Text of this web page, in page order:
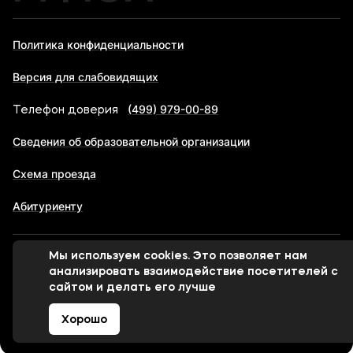
Политика конфиденциальности
Версия для слабовидящих
Телефон доверия (499) 979-00-89
Сведения об образовательной организации
Схема проезда
Абитуриенту
© 1998-2026 Московский финансово-юридический
университет МФЮА
Сделано в
Мы используем cookies. Это позволяет нам
анализировать взаимодействие посетителей с
сайтом и делать его лучше
Хорошо